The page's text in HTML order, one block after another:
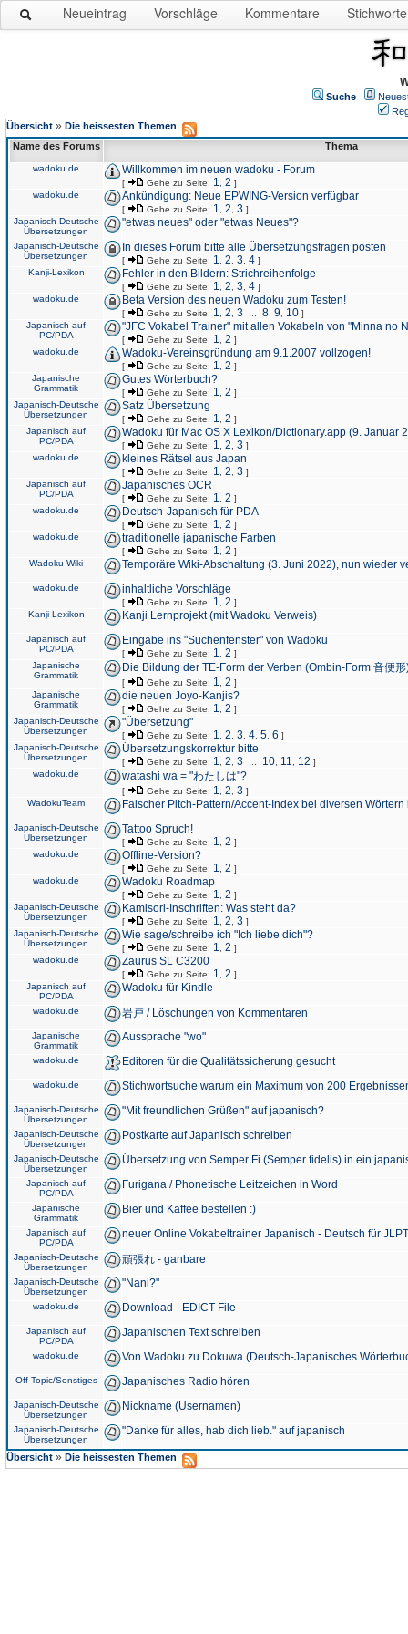
Neueintrag Vorschläge Kommentare Stichworte
Suche
Übersicht » Die heissesten Themen
Name des Forums
Thema
wadoku.de Willkommen im neuen wadoku - Forum
[ Gehe zu Seite: 1 2 ]
wadoku.de
Ankündigung: Neue EPWING-Version verfügbar
[ Gehe zu Seite: 1 2 3 ]
Japanisch-Deutsche
Übersetzungen
"etwas neues" oder "etwas Neues"?
Japanisch-Deutsche
Übersetzungen
In dieses Forum bitte alle Übersetzungsfragen posten
[ Gehe zu Seite: 1 2 3 4 ]
Kanji-Lexikon
Fehler in den Bildern: Strichreihenfolge
[ Gehe zu Seite: 1 2 3 4 ]
wadoku.de
Beta Version des neuen Wadoku zum Testen!
[ Gehe zu Seite: 1 2 3 8 9 10 ]
Japanisch auf
PC/PDA
"JFC Vokabel Trainer" mit allen Vokabeln von "Minna no
[ Gehe zu Seite: 1 2 ]
wadoku.de
Wadoku-Vereinsgründung am 9.1.2007 vollzogen!
[ Gehe zu Seite: 1 2 ]
Japanische
Grammatik
Gutes Wörterbuch?
[ Gehe zu Seite: 1 2 ]
Japanisch-Deutsche
Übersetzungen
Satz Übersetzung
[ Gehe zu Seite: 1 2 ]
Japanisch auf
PC/PDA
Wadoku für Mac OS X Lexikon/Dictionary.app (9. Januar
[ Gehe zu Seite: 1 2 3 ]
wadoku.de
kleines Rätsel aus Japan
[ Gehe zu Seite: 1 2 3 ]
Japanisch auf
PC/PDA
Japanisches OCR
[ Gehe zu Seite: 1 2 ]
wadoku.de
Deutsch-Japanisch für PDA
[ Gehe zu Seite: 1 2 ]
wadoku.de
traditionelle japanische Farben
[ Gehe zu Seite: 1 2 ]
Wadoku-Wiki
Temporäre Wiki-Abschaltung (3. Juni 2022), nun wieder
wadoku.de inhaltliche Vorschläge
[ Gehe zu Seite: 1 2 ]
Kanji-Lexikon
Kanji Lernprojekt (mit Wadoku Verweis)
Japanisch auf
PC/PDA
Eingabe ins "Suchenfenster" von Wadoku
[ Gehe zu Seite: 1 2 ]
Japanische
Grammatik
Die Bildung der TE-Form der Verben (Ombin-Form 音便形
[ Gehe zu Seite: 1 2 ]
Japanische
Grammatik
die neuen Joyo-Kanjis?
[ Gehe zu Seite: 1 2 ]
Japanisch-Deutsche
Übersetzungen
"Übersetzung"
[ Gehe zu Seite: 1 2 3 4 5 6 ]
Japanisch-Deutsche
Übersetzungen
Übersetzungskorrektur bitte
[ Gehe zu Seite: 1 2 3 10 11 12 ]
wadoku.de
watashi wa = "わたしは"?
[ Gehe zu Seite: 1 2 3 ]
WadokuTeam
Falscher Pitch-Pattern/Accent-Index bei diversen
Japanisch-Deutsche
Übersetzungen
Tattoo Spruch!
[ Gehe zu Seite: 1 2 ]
wadoku.de
Offline-Version?
[ Gehe zu Seite: 1 2 ]
wadoku.de
Wadoku Roadmap
[ Gehe zu Seite: 1 2 ]
Japanisch-Deutsche
Übersetzungen
Kamisori-Inschriften: Was steht da?
[ Gehe zu Seite: 1 2 3 ]
Japanisch-Deutsche
Übersetzungen
Wie sage/schreibe ich "Ich liebe dich"?
[ Gehe zu Seite: 1 2 ]
wadoku.de
Zaurus SL C3200
[ Gehe zu Seite: 1 2 ]
Japanisch auf
PC/PDA
Wadoku für Kindle
wadoku.de 岩戸 / Löschungen von Kommentaren
Japanische
Grammatik
Aussprache "wo"
wadoku.de Editoren für die Qualitätssicherung gesucht
wadoku.de Stichwortsuche warum ein Maximum von 200
Japanisch-Deutsche
Übersetzungen
"Mit freundlichen Grüßen" auf japanisch?
Japanisch-Deutsche
Übersetzungen
Postkarte auf Japanisch schreiben
Japanisch-Deutsche
Übersetzungen
Übersetzung von Semper Fi (Semper fidelis) in ein
Japanisch auf
PC/PDA
Furigana / Phonetische Leitzeichen in Word
Japanische
Grammatik
Bier und Kaffee bestellen :)
Japanisch auf
PC/PDA
neuer Online Vokabeltrainer Japanisch - Deutsch für
Japanisch-Deutsche
Übersetzungen
頑張れ - ganbare
Japanisch-Deutsche
Übersetzungen
"Nani?"
wadoku.de Download - EDICT File
Japanisch auf
PC/PDA
Japanischen Text schreiben
wadoku.de Von Wadoku zu Dokuwa (Deutsch-Japanisches
Off-Topic/Sonstiges Japanisches Radio hören
Japanisch-Deutsche
Übersetzungen
Nickname (Usernamen)
Japanisch-Deutsche
Übersetzungen
"Danke für alles, hab dich lieb." auf japanisch
Übersicht » Die heissesten Themen